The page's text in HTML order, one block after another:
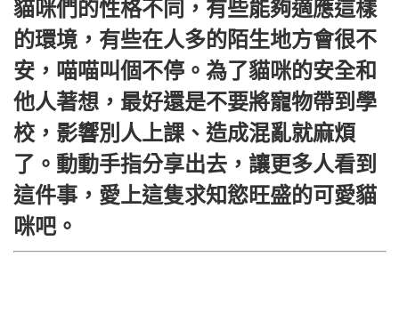
貓咪們的性格不同，有些能夠適應這樣
的環境，有些在人多的陌生地方會很不
安，喵喵叫個不停。為了貓咪的安全和
他人著想，最好還是不要將寵物帶到學
校，影響別人上課、造成混亂就麻煩
了。動動手指分享出去，讓更多人看到
這件事，愛上這隻求知慾旺盛的可愛貓
咪吧。